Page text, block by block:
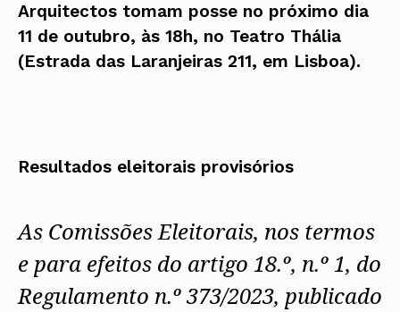
Arquitectos tomam posse no próximo dia
11 de outubro, às 18h, no Teatro Thália
(Estrada das Laranjeiras 211, em Lisboa).
Resultados eleitorais provisórios
As Comissões Eleitorais, nos termos
e para efeitos do artigo 18.º, n.º 1, do
Regulamento n.º 373/2023, publicado